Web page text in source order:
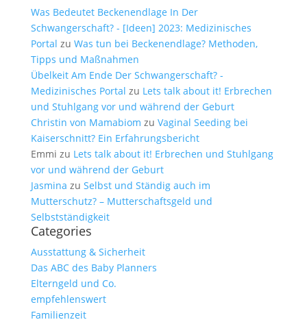
Was Bedeutet Beckenendlage In Der
Schwangerschaft? - [Ideen] 2023: Medizinisches
Portal zu Was tun bei Beckenendlage? Methoden,
Tipps und Maßnahmen
Übelkeit Am Ende Der Schwangerschaft? -
Medizinisches Portal zu Lets talk about it! Erbrechen
und Stuhlgang vor und während der Geburt
Christin von Mamabiom zu Vaginal Seeding bei
Kaiserschnitt? Ein Erfahrungsbericht
Emmi zu Lets talk about it! Erbrechen und Stuhlgang
vor und während der Geburt
Jasmina zu Selbst und Ständig auch im
Mutterschutz? – Mutterschaftsgeld und
Selbstständigkeit
Categories
Ausstattung & Sicherheit
Das ABC des Baby Planners
Elterngeld und Co.
empfehlenswert
Familienzeit